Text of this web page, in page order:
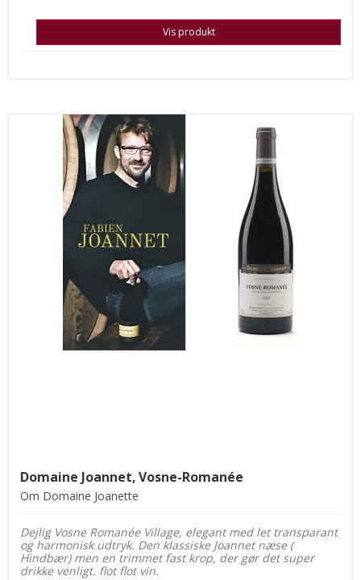
Vis produkt
Domaine Joannet, Vosne-Romanée
Om Domaine Joanette
Dejlig Vosne Romanée Village, elegant med let transparant
og harmonisk udtryk. Den klassiske Joannet næse (
Hindbær) men en trimmet fast krop, der gør det super
drikke venligt. flot flot vin.